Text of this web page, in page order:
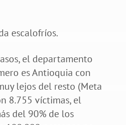
escalofríos.
el departamento
es Antioquia con
lejos del resto (Meta
8.755 víctimas, el
del 90% de los